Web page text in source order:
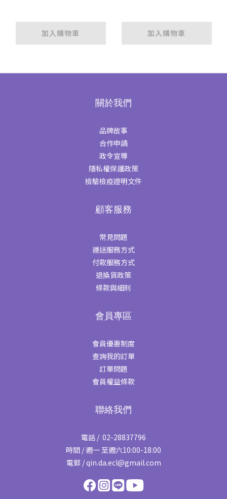
加入購物車 加入購物車
關於我們
品牌故事
合作申請
政令宣導
隱私權保護政策
檢驗檢疫證明文件
顧客服務
常見問題
運送服務方式
付款服務方式
退換貨政策
條款與細則
會員專區
會員優惠制度
查詢我的訂單
訂單問題
會員權益條款
聯絡我們
電話 / 02-28837796
時間 / 週一 至週六10:00-18:00
電郵 / qin.da.ecl@gmail.com